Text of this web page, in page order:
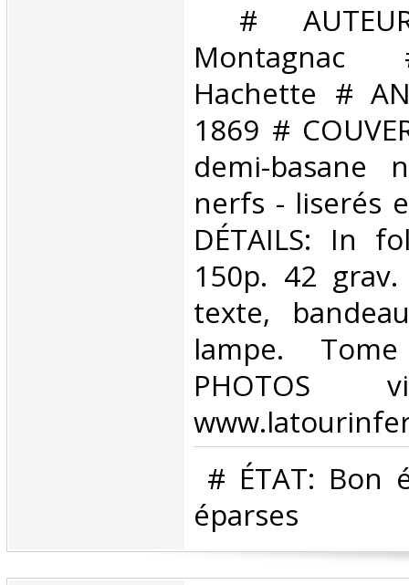
#
Montagnac
Hachette #
1869 #
demi-
nerfs - liserés
DÉTAILS: In
150p. 42
texte,
lampe.
PHOTOS
# ÉTAT: Bon
éparses ‎